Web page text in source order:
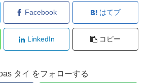
Facebook はてブ
LinkedIn コピー
タイ をフォローする